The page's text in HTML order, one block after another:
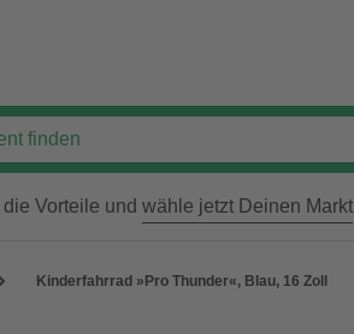
die Vorteile und wähle jetzt Deinen Markt
Kinderfahrrad »Pro Thunder«, Blau, 16 Zoll